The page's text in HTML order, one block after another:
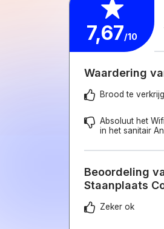
7,67/10
Waardering
Brood te
Absoluut het
in het sanitair
Beoordeling
Staanplaats
Zeker ok